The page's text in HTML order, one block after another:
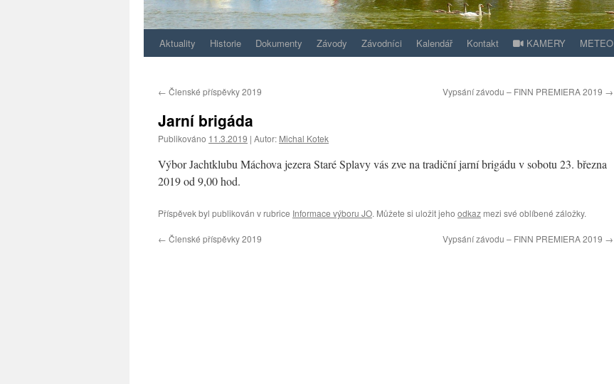
Přejít
obsahu
webu
Aktuality Historie Dokumenty Závody Závodníci Kalendář Kontakt KAMERY METEO
← Členské příspěvky 2019 Vypsání závodu – FINN PREMIERA 2019 →
Jarní brigáda
Publikováno 11.3.2019 | Autor: Michal Kotek
Výbor Jachtklubu Máchova jezera Staré Splavy vás zve na tradiční jarní brigádu v sobotu 23. března
2019 od 9,00 hod.
Příspěvek byl publikován v rubrice Informace výboru JO. Můžete si uložit jeho odkaz mezi své oblíbené záložky.
← Členské příspěvky 2019 Vypsání závodu – FINN PREMIERA 2019 →